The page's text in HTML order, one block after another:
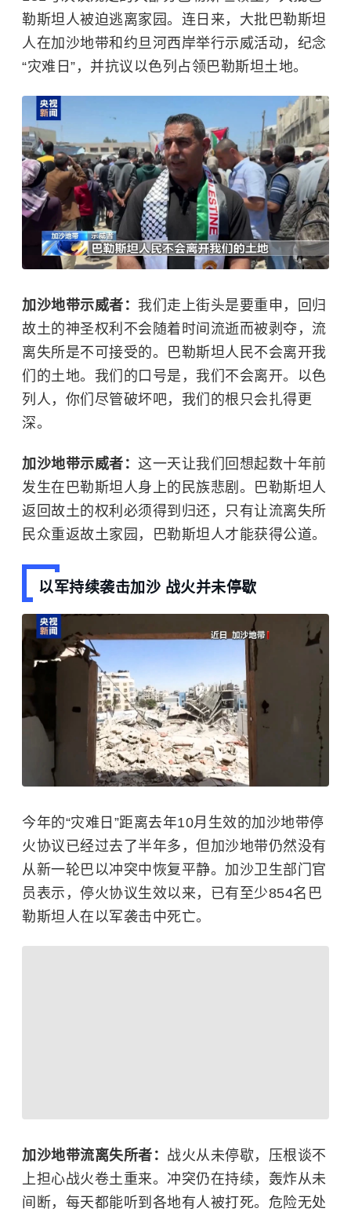
勒斯坦人被迫逃离家园。连日来，大批巴勒斯坦
人在加沙地带和约旦河西岸举行示威活动，纪念
“灾难日”，并抗议 以色列 占领巴勒斯坦土地。
加沙地带示威者： 我们走上街头是要重申，回归
故土的神圣权利不会随着时间流逝而被剥夺，流
离失所是不可接受的。巴勒斯坦人民不会离开我
们的土地。我们的口号是，我们不会离开。以色
列人，你们尽管破坏吧，我们的根只会扎得更
深。
加沙地带示威者： 这一天让我们回想起数十年前
发生在巴勒斯坦人身上的民族悲剧。巴勒斯坦人
返回故土的权利必须得到归还，只有让流离失所
民众重返故土家园，巴勒斯坦人才能获得公道。
以军持续袭击加沙 战火并未停歇
今年的“灾难日”距离去年10月生效的加沙地带停
火协议已经过去了半年多，但加沙地带仍然没有
从新一轮巴以冲突中恢复平静。加沙卫生部门官
员表示，停火协议生效以来，已有至少854名巴
勒斯坦人在以军袭击中死亡。
加沙地带流离失所者： 战火从未停歇，压根谈不
上担心战火卷土重来。冲突仍在持续，轰炸从未
间断，每天都能听到各地有人被打死。危险无处